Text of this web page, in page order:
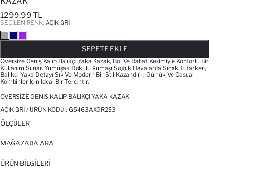
1299.99 TL
SEÇILEN RENK: AÇIK GRI
SEPETE EKLE
Oversize Geniş Kalıp Balıkçı Yaka Kazak, Bol Ve Rahat Kesimiyle Konforlu Bir
Kullanım Sunar. Yumuşak Dokulu Kumaşı Soğuk Havalarda Sıcak Tutarken,
Balıkçı Yaka Detayı Şık Ve Modern Bir Stil Kazandırır. Günlük Ve Casual
Kombinler Için Ideal Bir Tercihtir.
OVERSIZE GENIŞ KALIP BALIKÇI YAKA KAZAK
AÇIK GRI / ÜRÜN KODU : G5463AXGR253
ÖLÇÜLER
MAĞAZADA ARA
ÜRÜN BILGILERI